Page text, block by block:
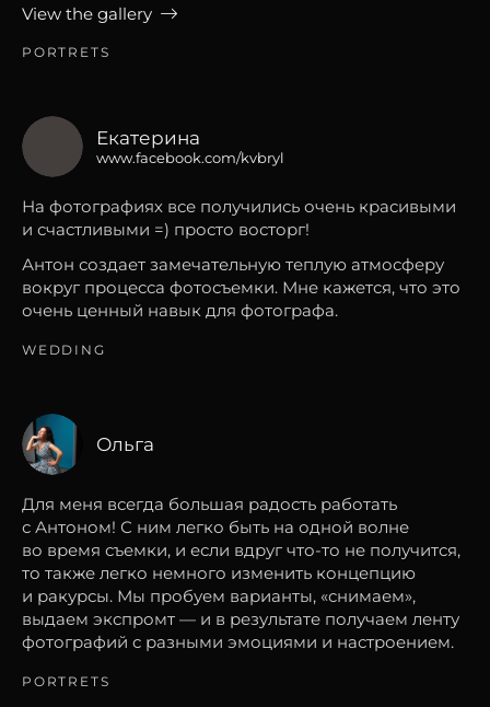
View the gallery
PORTRETS
Екатерина
www.facebook.com/kvbryl
На фотографиях все получились очень красивыми
и счастливыми =) просто восторг!
Антон создает замечательную теплую атмосферу
вокруг процесса фотосъемки. Мне кажется, что это
очень ценный навык для фотографа.
WEDDING
Ольга
Для меня всегда большая радость работать
с Антоном! С ним легко быть на одной волне
во время съемки, и если вдруг что-то не получится,
то также легко немного изменить концепцию
и ракурсы. Мы пробуем варианты, «снимаем»,
выдаем экспромт — и в результате получаем ленту
фотографий с разными эмоциями и настроением.
PORTRETS